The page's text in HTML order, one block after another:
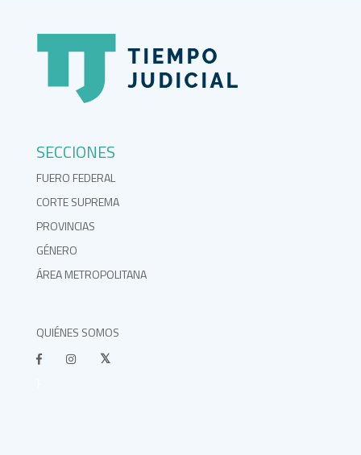
SECCIONES
FUERO FEDERAL
CORTE SUPREMA
PROVINCIAS
GÉNERO
ÁREA METROPOLITANA
QUIÉNES SOMOS